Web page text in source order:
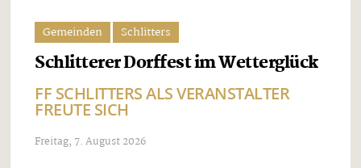
Gemeinden Schlitters
Schlitterer Dorffest im Wetterglück
FF SCHLITTERS ALS VERANSTALTER
FREUTE SICH
Freitag, 7. August 2026